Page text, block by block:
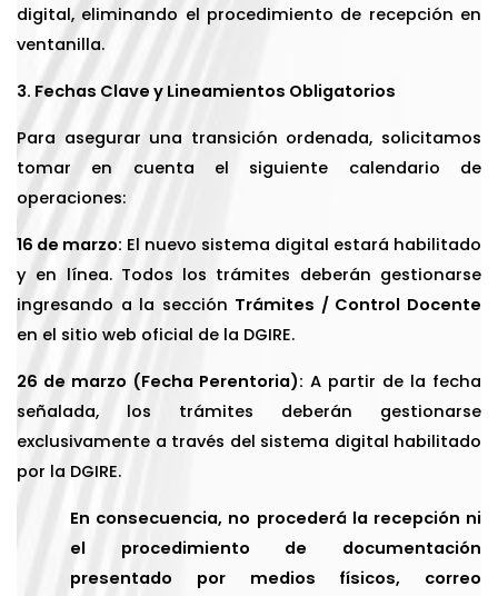
digital, eliminando el procedimiento de recepción en
ventanilla.
3. Fechas Clave y Lineamientos Obligatorios
Para asegurar una transición ordenada, solicitamos
tomar en cuenta el siguiente calendario de
operaciones:
16 de marzo: El nuevo sistema digital estará habilitado
y en línea. Todos los trámites deberán gestionarse
ingresando a la sección Trámites / Control Docente
en el sitio web oficial de la DGIRE.
26 de marzo (Fecha Perentoria): A partir de la fecha
señalada, los trámites deberán gestionarse
exclusivamente a través del sistema digital habilitado
por la DGIRE.
En consecuencia, no procederá la recepción ni
el procedimiento de documentación
presentado por medios físicos, correo